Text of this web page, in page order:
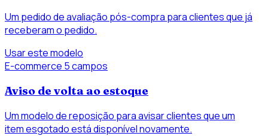
Um pedido de avaliação pós-compra para clientes que já
receberam o pedido.
Usar este modelo
E-commerce 5 campos
Aviso de volta ao estoque
Um modelo de reposição para avisar clientes que um
item esgotado está disponível novamente.